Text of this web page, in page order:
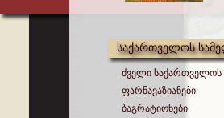
საქართველოს
ძველი საქართველოს
ფარნავაზიანები
ბაგრატიონები